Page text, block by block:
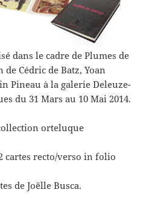
dans le cadre de Plumes de
Cédric de Batz, Yoan
Pineau à la galerie Deleuze-
du 31 Mars au 10 Mai 2014.
orteluque
cartes recto/verso in folio
de Joëlle Busca.